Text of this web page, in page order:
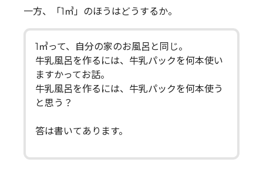
一方、「1㎥」のほうはどうするか。
1㎥って、自分の家のお風呂と同じ。
牛乳風呂を作るには、牛乳パックを何本使い
ますかってお話。
牛乳風呂を作るには、牛乳パックを何本使う
と思う？
答は書いてあります。